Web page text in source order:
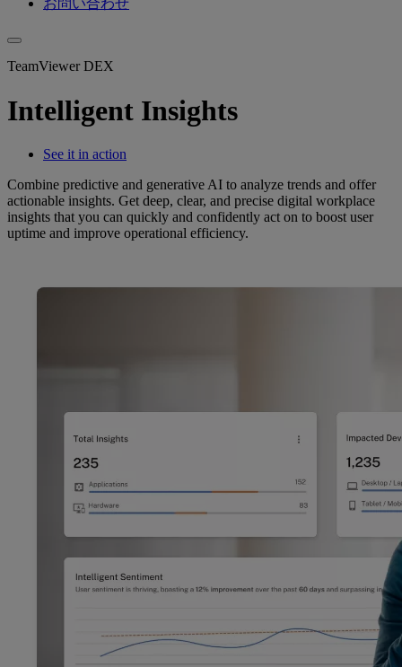
お問い合わせ
TeamViewer DEX
Intelligent Insights
See it in action
Combine predictive and generative AI to analyze trends and offer
actionable insights. Get deep, clear, and precise digital workplace
insights that you can quickly and confidently act on to boost user
uptime and improve operational efficiency.